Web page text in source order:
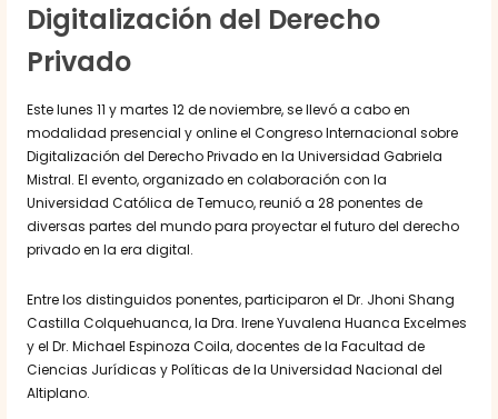
Digitalización del Derecho
Privado
Este lunes 11 y martes 12 de noviembre, se llevó a cabo en
modalidad presencial y online el Congreso Internacional sobre
Digitalización del Derecho Privado en la Universidad Gabriela
Mistral. El evento, organizado en colaboración con la
Universidad Católica de Temuco, reunió a 28 ponentes de
diversas partes del mundo para proyectar el futuro del derecho
privado en la era digital.
Entre los distinguidos ponentes, participaron el Dr. Jhoni Shang
Castilla Colquehuanca, la Dra. Irene Yuvalena Huanca Excelmes
y el Dr. Michael Espinoza Coila, docentes de la Facultad de
Ciencias Jurídicas y Políticas de la Universidad Nacional del
Altiplano.